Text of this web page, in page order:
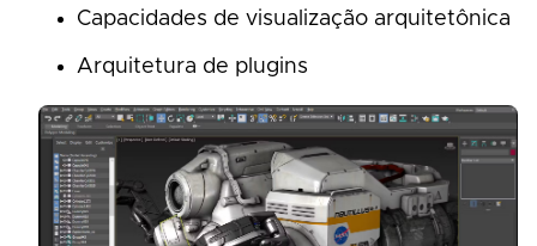
Capacidades de visualização arquitetônica
Arquitetura de plugins